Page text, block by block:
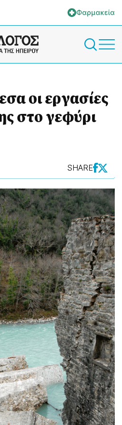
Φαρμακεία
οι εργασίες
στο γεφύρι
SHARE